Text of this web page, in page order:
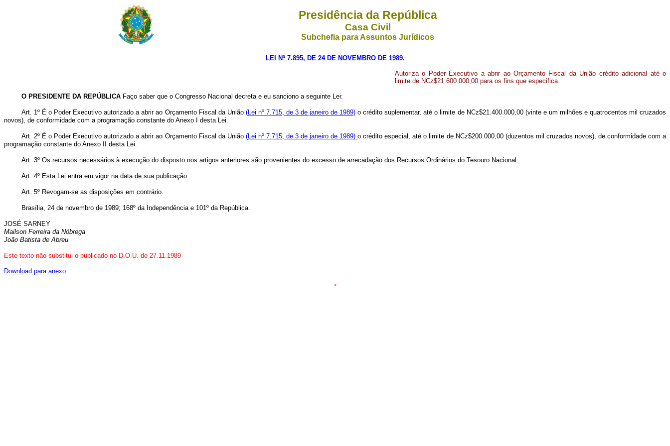
Presidência da República
Casa Civil
Subchefia para Assuntos Jurídicos
LEI Nº 7.895, DE 24 DE NOVEMBRO DE 1989.
Autoriza o Poder Executivo a abrir ao Orçamento Fiscal da União crédito adicional até o
limite de NCz$21.600.000,00 para os fins que especifica.
O PRESIDENTE DA REPÚBLICA Faço saber que o Congresso Nacional decreta e eu sanciono a seguinte Lei:
Art. 1º É o Poder Executivo autorizado a abrir ao Orçamento Fiscal da União (Lei nº 7.715, de 3 de janeiro de 1989) o crédito suplementar, até o limite de NCz$21.400.000,00 (vinte e um milhões e quatrocentos mil cruzados
novos), de conformidade com a programação constante do Anexo I desta Lei.
Art. 2º É o Poder Executivo autorizado a abrir ao Orçamento Fiscal da União (Lei nº 7.715, de 3 de janeiro de 1989)o crédito especial, até o limite de NCz$200.000,00 (duzentos mil cruzados novos), de conformidade com a
programação constante do Anexo II desta Lei.
Art. 3º Os recursos necessários à execução do disposto nos artigos anteriores são provenientes do excesso de arrecadação dos Recursos Ordinários do Tesouro Nacional.
Art. 4º Esta Lei entra em vigor na data de sua publicação.
Art. 5º Revogam-se as disposições em contrário.
Brasília, 24 de novembro de 1989; 168º da Independência e 101º da República.
JOSÉ SARNEY
Mailson Ferreira da Nóbrega
João Batista de Abreu
Este texto não substitui o publicado no D.O.U. de 27.11.1989
Download para anexo
*